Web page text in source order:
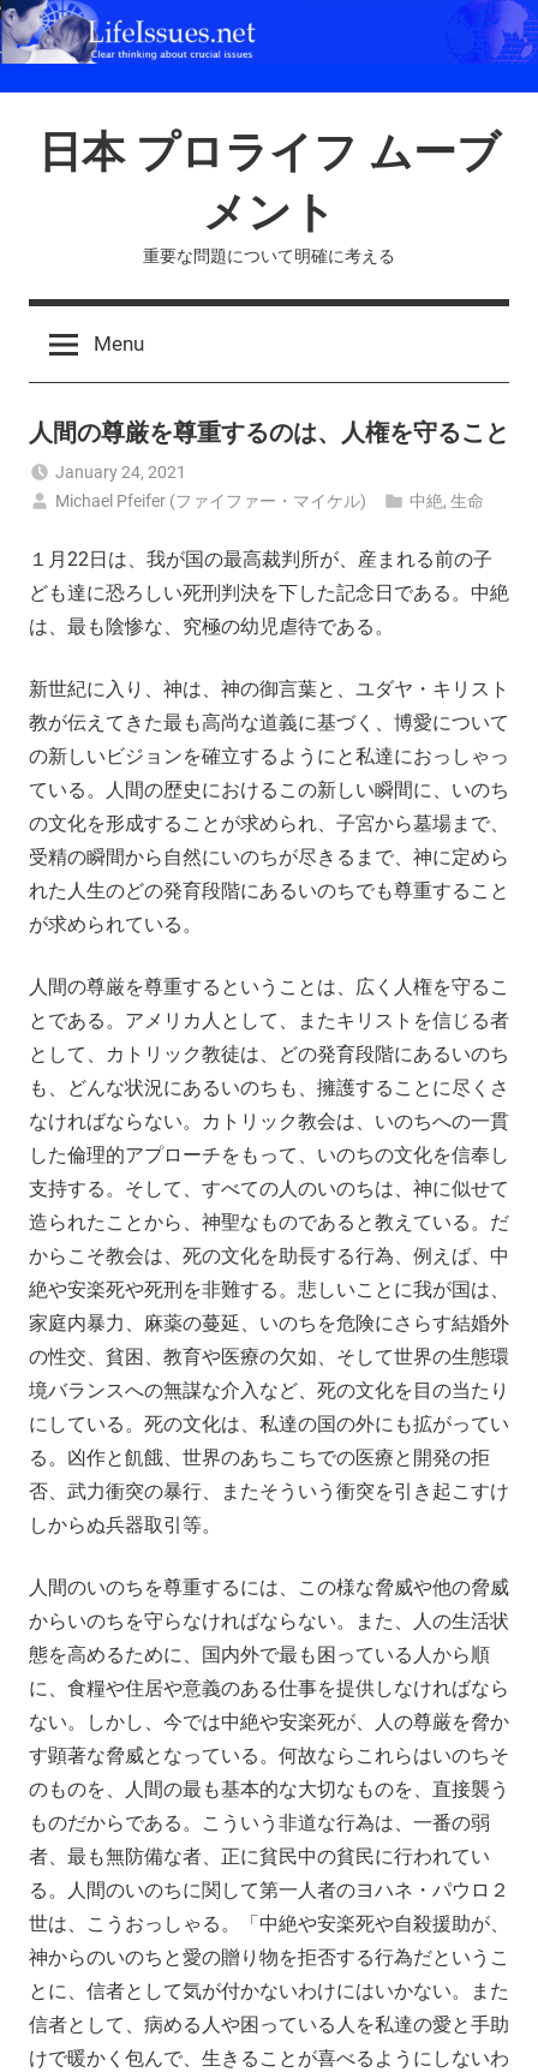
Skip
to
日本 プロライフ ムーブ
メント
重要な問題について明確に考える
Menu
人間の尊厳を尊重するのは、人権を守ること
January 24, 2021
Michael Pfeifer (ファイファー・マイケル)
中絶,生命
１月22日は、我が国の最高裁判所が、産まれる前の子
ども達に恐ろしい死刑判決を下した記念日である。中絶
は、最も陰惨な、究極の幼児虐待である。
新世紀に入り、神は、神の御言葉と、ユダヤ・キリスト
教が伝えてきた最も高尚な道義に基づく、博愛について
の新しいビジョンを確立するようにと私達におっしゃっ
ている。人間の歴史におけるこの新しい瞬間に、いのち
の文化を形成することが求められ、子宮から墓場まで、
受精の瞬間から自然にいのちが尽きるまで、神に定めら
れた人生のどの発育段階にあるいのちでも尊重すること
が求められている。
人間の尊厳を尊重するということは、広く人権を守るこ
とである。アメリカ人として、またキリストを信じる者
として、カトリック教徒は、どの発育段階にあるいのち
も、どんな状況にあるいのちも、擁護することに尽くさ
なければならない。カトリック教会は、いのちへの一貫
した倫理的アプローチをもって、いのちの文化を信奉し
支持する。そして、すべての人のいのちは、神に似せて
造られたことから、神聖なものであると教えている。だ
からこそ教会は、死の文化を助長する行為、例えば、中
絶や安楽死や死刑を非難する。悲しいことに我が国は、
家庭内暴力、麻薬の蔓延、いのちを危険にさらす結婚外
の性交、貧困、教育や医療の欠如、そして世界の生態環
境バランスへの無謀な介入など、死の文化を目の当たり
にしている。死の文化は、私達の国の外にも拡がってい
る。凶作と飢餓、世界のあちこちでの医療と開発の拒
否、武力衝突の暴行、またそういう衝突を引き起こすけ
しからぬ兵器取引等。
人間のいのちを尊重するには、この様な脅威や他の脅威
からいのちを守らなければならない。また、人の生活状
態を高めるために、国内外で最も困っている人から順
に、食糧や住居や意義のある仕事を提供しなければなら
ない。しかし、今では中絶や安楽死が、人の尊厳を脅か
す顕著な脅威となっている。何故ならこれらはいのちそ
のものを、人間の最も基本的な大切なものを、直接襲う
ものだからである。こういう非道な行為は、一番の弱
者、最も無防備な者、正に貧民中の貧民に行われてい
る。人間のいのちに関して第一人者のヨハネ・パウロ２
世は、こうおっしゃる。「中絶や安楽死や自殺援助が、
神からのいのちと愛の贈り物を拒否する行為だというこ
とに、信者として気が付かないわけにはいかない。また
信者として、病める人や困っている人を私達の愛と手助
けで暖かく包んで、生きることが喜べるようにしないわ